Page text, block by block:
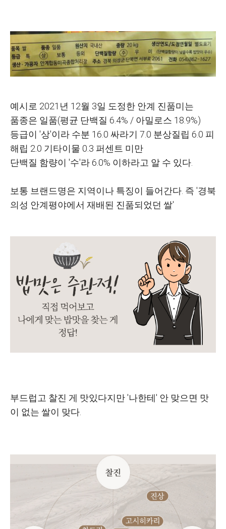
예시로 2021년 12월 3일 도정한 안계 진품미는
품종은 일품(평균 단백질 6.4% / 아밀로스 18.9%)
등급이 '상'이라 수분 16.0 싸라기 7.0 분상질립 6.0 피
해립 2.0 기타이물 0.3 퍼센트 미만
단백질 함량이 '수'라 6.0% 이하라고 알 수 있다.
보통 브랜드명은 지역이나 특징이 들어간다. 즉 '경북
의성 안계평야에서 재배된 진품되었던 쌀'
부드럽고 찰진 게 맛있다지만 '나한테' 안 맞으면 맛
이 없는 쌀이 맞다.